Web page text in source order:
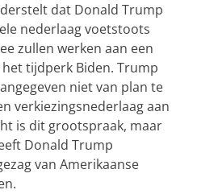
dat Donald Trump
nederlaag voetstoots
zullen werken aan een
tijdperk Biden. Trump
niet van plan te
verkiezingsnederlaag aan
is dit grootspraak, maar
Donald Trump
van Amerikaanse